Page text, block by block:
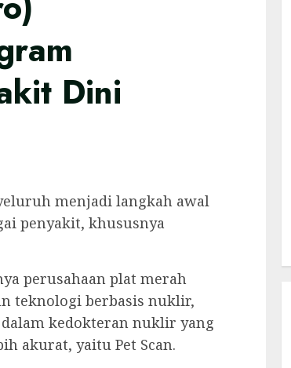
Dini
menjadi langkah awal
penyakit, khususnya
perusahaan plat merah
teknologi berbasis nuklir,
kedokteran nuklir yang
akurat, yaitu Pet Scan.